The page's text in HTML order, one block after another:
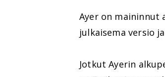
Ayer on maininnut
julkaisema versio
Jotkut Ayerin